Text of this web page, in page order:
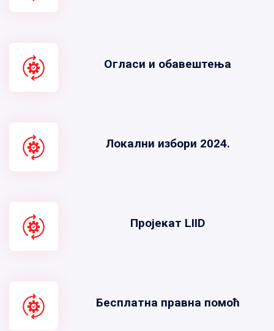
Огласи и обавештења
Локални избори 2024.
Пројекат LIID
Бесплатна правна помоћ